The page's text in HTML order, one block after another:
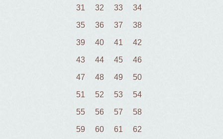
31 32 33 34
35 36 37 38
39 40 41 42
43 44 45 46
47 48 49 50
51 52 53 54
55 56 57 58
59 60 61 62